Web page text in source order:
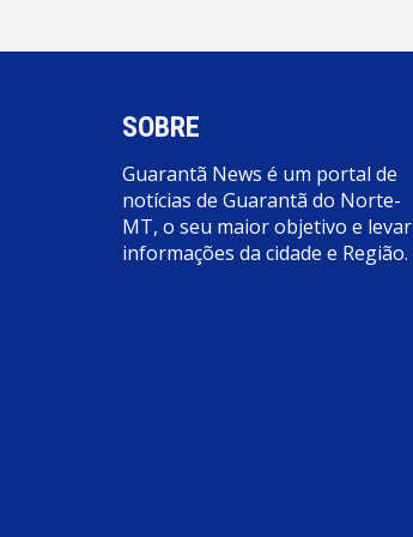
SOBRE
Guarantã News é um portal de
notícias de Guarantã do Norte-
MT, o seu maior objetivo e levar
informações da cidade e Região.